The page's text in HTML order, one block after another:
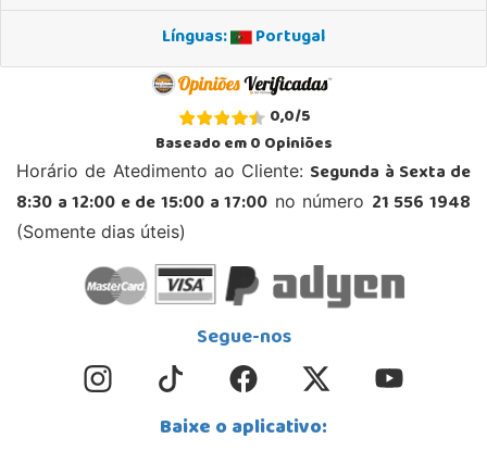
Línguas:
Portugal
0,0/5
Baseado em0Opiniões
Horário de Atedimento ao Cliente: Segunda à Sexta de
8:30 a 12:00 e de 15:00 a 17:00 no número 21 556 1948
(Somente dias úteis)
Segue-nos
Baixe o aplicativo: